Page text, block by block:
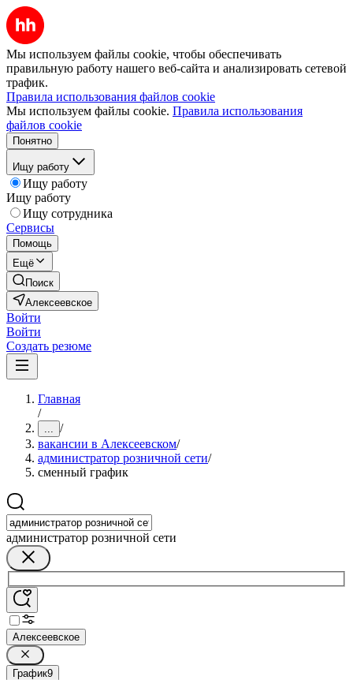
Мы используем файлы cookie, чтобы обеспечивать
правильную работу нашего веб-сайта и анализировать сетевой
трафик.
Правила использования файлов cookie
Мы используем файлы cookie. Правила использования
файлов cookie
Понятно
Ищу работу
Ищу работу
Ищу работу
Ищу сотрудника
Сервисы
Помощь
Ещё
Поиск
Алексеевское
Войти
Войти
Создать резюме
Главная
/
... /
вакансии в Алексеевском/
администратор розничной сети/
сменный график
администратор розничной сети
Алексеевское
График9